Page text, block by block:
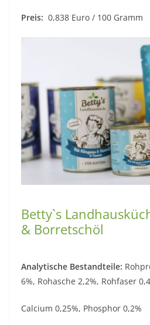
Preis: 0,838 Euro / 100 Gramm
Betty`s
& Borretschöl
Analytische Bestandteile:
6%, Rohasche 2,2%, Rohfaser
Calcium 0,25%, Phosphor 0,2%